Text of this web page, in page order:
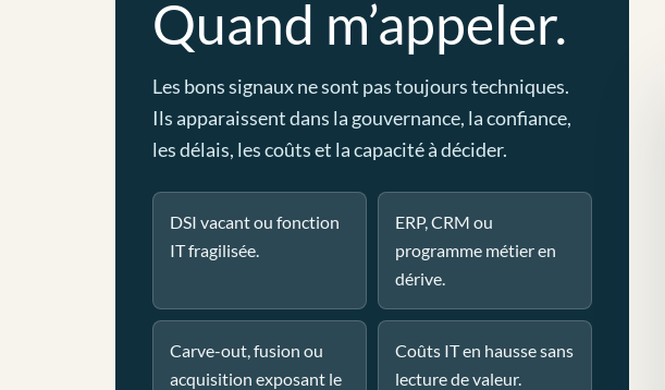
Quand m’appeler.
Les bons signaux ne sont pas toujours techniques.
Ils apparaissent dans la gouvernance, la confiance,
les délais, les coûts et la capacité à décider.
DSI vacant ou fonction
IT fragilisée.
ERP, CRM ou
programme métier en
dérive.
Carve-out, fusion ou
acquisition exposant le
Coûts IT en hausse sans
lecture de valeur.